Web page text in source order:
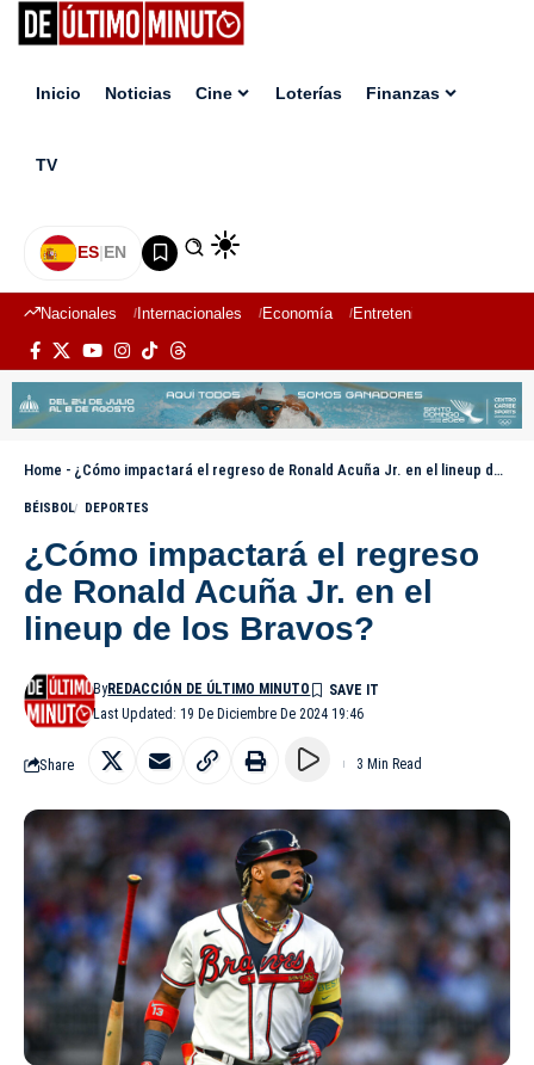
Inicio Noticias Cine Loterías Finanzas
TV
ES|EN
Nacionales Internacionales Economía Entretenimiento
Home - ¿Cómo impactará el regreso de Ronald Acuña Jr. en el lineup de los Bravos?
BÉISBOL DEPORTES
¿Cómo impactará el regreso
de Ronald Acuña Jr. en el
lineup de los Bravos?
Last Updated: 19 De Diciembre De 2024 19:46
ByREDACCIÓN DE ÚLTIMO MINUTO
Share 3 Min Read